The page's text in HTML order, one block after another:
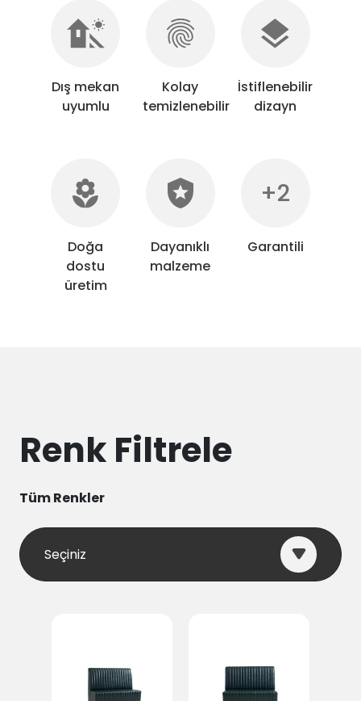
Dış mekan
uyumlu
Kolay
temizlenebilir
İstiflenebilir
dizayn
Doğa
dostu
üretim
Dayanıklı
malzeme
+2
Garantili
Renk Filtrele
Tüm Renkler
Seçiniz